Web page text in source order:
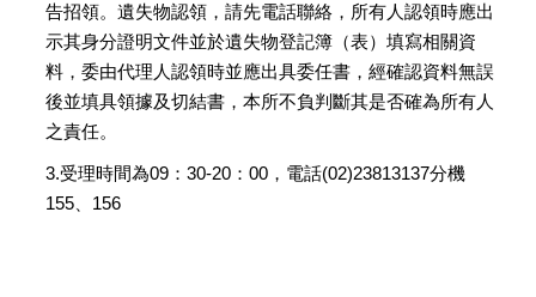
告招領。遺失物認領，請先電話聯絡，所有人認領時應出
示其身分證明文件並於遺失物登記簿（表）填寫相關資
料，委由代理人認領時並應出具委任書，經確認資料無誤
後並填具領據及切結書，本所不負判斷其是否確為所有人
之責任。
3.受理時間為09：30-20：00，電話(02)23813137分機
155、156